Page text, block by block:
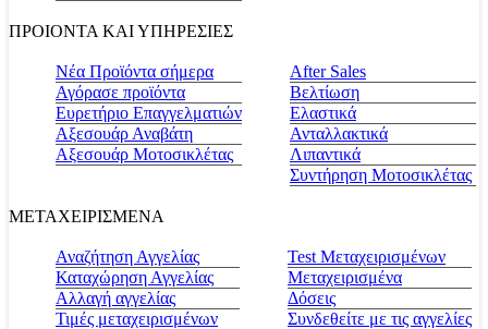
ΠΡΟΙΟΝΤΑ ΚΑΙ ΥΠΗΡΕΣΙΕΣ
Νέα Προϊόντα σήμερα
Αγόρασε προϊόντα
Ευρετήριο Επαγγελματιών
Αξεσουάρ Αναβάτη
Αξεσουάρ Μοτοσικλέτας
Αfter Sales
Βελτίωση
Ελαστικά
Ανταλλακτικά
Λιπαντικά
Συντήρηση Μοτοσικλέτας
ΜΕΤΑΧΕΙΡΙΣΜΕΝΑ
Αναζήτηση Αγγελίας
Καταχώρηση Αγγελίας
Αλλαγή αγγελίας
Τιμές μεταχειρισμένων
Test Μεταχειρισμένων
Μεταχειρισμένα
Δόσεις
Συνδεθείτε με τις αγγελίες